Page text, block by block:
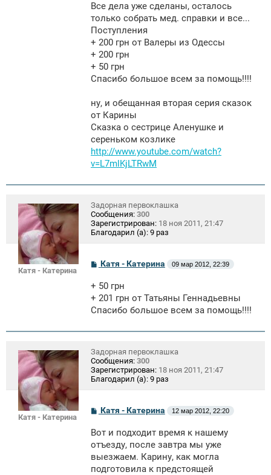
Все дела уже сделаны, осталось
только собрать мед. справки и все...
Поступления
+ 200 грн от Валеры из Одессы
+ 200 грн
+ 50 грн
Спасибо большое всем за помощь!!!!
ну, и обещанная вторая серия сказок
от Карины
Сказка о сестрице Аленушке и
сереньком козлике
http://www.youtube.com/watch?
v=L7mlKjLTRwM
Катя - Катерина
Задорная первоклашка
Сообщения: 300
Зарегистрирован: 18 ноя 2011, 21:47
Благодарил (а): 9 раз
С
б
щ
н
е
Катя - Катерина 09 мар 2012, 22:39
+ 50 грн
+ 201 грн от Татьяны Геннадьевны
Спасибо большое всем за помощь!!!!
Катя - Катерина
Задорная первоклашка
Сообщения: 300
Зарегистрирован: 18 ноя 2011, 21:47
Благодарил (а): 9 раз
С
б
щ
н
и
Катя - Катерина 12 мар 2012, 22:20
Вот и подходит время к нашему
отъезду, после завтра мы уже
выезжаем. Карину, как могла
подготовила к предстоящей